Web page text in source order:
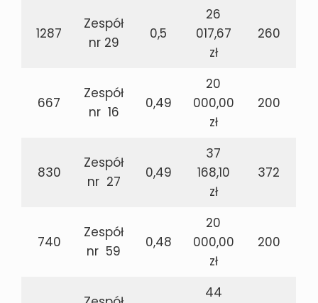
1287
Zespół
nr 29
0,5
26
017,67
zł
260
667
Zespół
nr 16
0,49
20
000,00
zł
200
830
Zespół
nr 27
0,49
37
168,10
zł
372
740
Zespół
nr 59
0,48
20
000,00
zł
200
44